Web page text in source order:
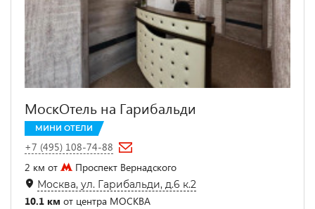
МоскОтель на Гарибальди
МИНИ ОТЕЛИ
+7 (495) 108-74-88
2 км от
Проспект Вернадского
Москва, ул. Гарибальди, д.6 к.2
10.1 км от центра МОСКВА